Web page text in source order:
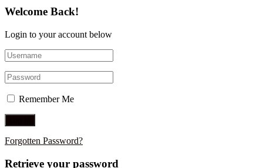
Welcome Back!
Login to your account below
Remember Me
Forgotten Password?
Retrieve your password